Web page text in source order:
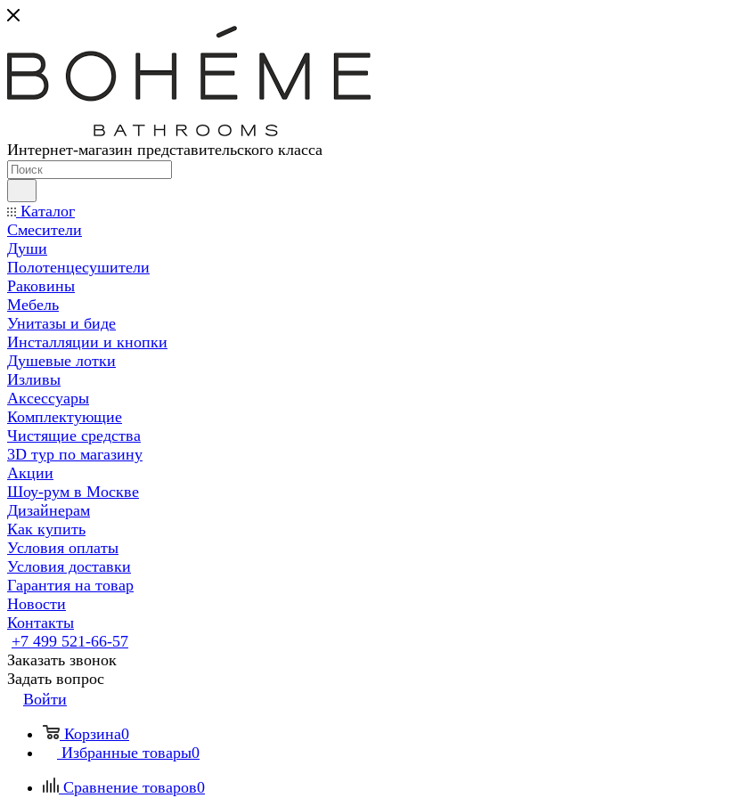
Интернет-магазин представительского класса
Каталог
Смесители
Души
Полотенцесушители
Раковины
Мебель
Унитазы и биде
Инсталляции и кнопки
Душевые лотки
Изливы
Аксессуары
Комплектующие
Чистящие средства
3D тур по магазину
Акции
Шоу-рум в Москве
Дизайнерам
Как купить
Условия оплаты
Условия доставки
Гарантия на товар
Новости
Контакты
+7 499 521-66-57
Заказать звонок
Задать вопрос
Войти
Корзина0
Избранные товары0
Сравнение товаров0